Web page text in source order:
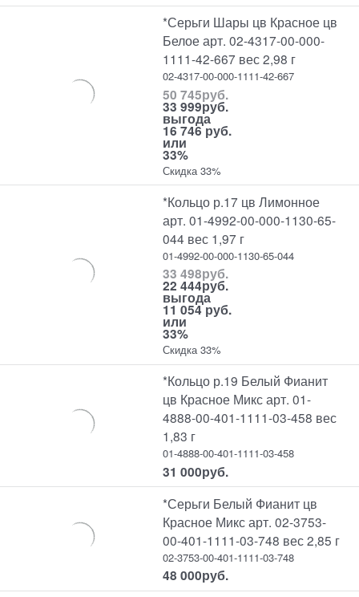
*Серьги Шары цв Красное цв
Белое арт. 02-4317-00-000-
1111-42-667 вес 2,98 г
02-4317-00-000-1111-42-667
50 745руб.
33 999руб.
выгода
16 746 руб.
или
33%
Скидка 33%
*Кольцо р.17 цв Лимонное
арт. 01-4992-00-000-1130-65-
044 вес 1,97 г
01-4992-00-000-1130-65-044
33 498руб.
22 444руб.
выгода
11 054 руб.
или
33%
Скидка 33%
*Кольцо р.19 Белый Фианит
цв Красное Микс арт. 01-
4888-00-401-1111-03-458 вес
1,83 г
01-4888-00-401-1111-03-458
31 000руб.
*Серьги Белый Фианит цв
Красное Микс арт. 02-3753-
00-401-1111-03-748 вес 2,85 г
02-3753-00-401-1111-03-748
48 000руб.